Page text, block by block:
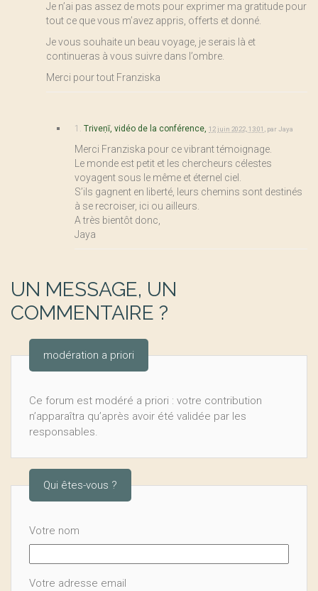
Je n’ai pas assez de mots pour exprimer ma gratitude pour
tout ce que vous m’avez appris, offerts et donné.
Je vous souhaite un beau voyage, je serais là et
continueras à vous suivre dans l’ombre.
Merci pour tout Franziska
1. Triveṇī, vidéo de la conférence, 12 juin 2022, 13:01 parJaya
Merci Franziska pour ce vibrant témoignage.
Le monde est petit et les chercheurs célestes
voyagent sous le même et éternel ciel.
S’ils gagnent en liberté, leurs chemins sont destinés
à se recroiser, ici ou ailleurs.
A très bientôt donc,
Jaya
UN MESSAGE, UN
COMMENTAIRE ?
modération a priori
Ce forum est modéré a priori : votre contribution
n’apparaîtra qu’après avoir été validée par les
responsables.
Qui êtes-vous ?
Votre nom
Votre adresse email